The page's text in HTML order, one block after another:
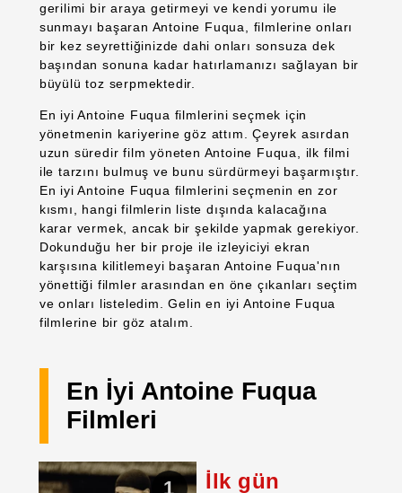
gerilimi bir araya getirmeyi ve kendi yorumu ile
sunmayı başaran Antoine Fuqua, filmlerine onları
bir kez seyrettiğinizde dahi onları sonsuza dek
başından sonuna kadar hatırlamanızı sağlayan bir
büyülü toz serpmektedir.
En iyi Antoine Fuqua filmlerini seçmek için
yönetmenin kariyerine göz attım. Çeyrek asırdan
uzun süredir film yöneten Antoine Fuqua, ilk filmi
ile tarzını bulmuş ve bunu sürdürmeyi başarmıştır.
En iyi Antoine Fuqua filmlerini seçmenin en zor
kısmı, hangi filmlerin liste dışında kalacağına
karar vermek, ancak bir şekilde yapmak gerekiyor.
Dokunduğu her bir proje ile izleyiciyi ekran
karşısına kilitlemeyi başaran Antoine Fuqua'nın
yönettiği filmler arasından en öne çıkanları seçtim
ve onları listeledim. Gelin en iyi Antoine Fuqua
filmlerine bir göz atalım.
En İyi Antoine Fuqua
Filmleri
1 İlk gün